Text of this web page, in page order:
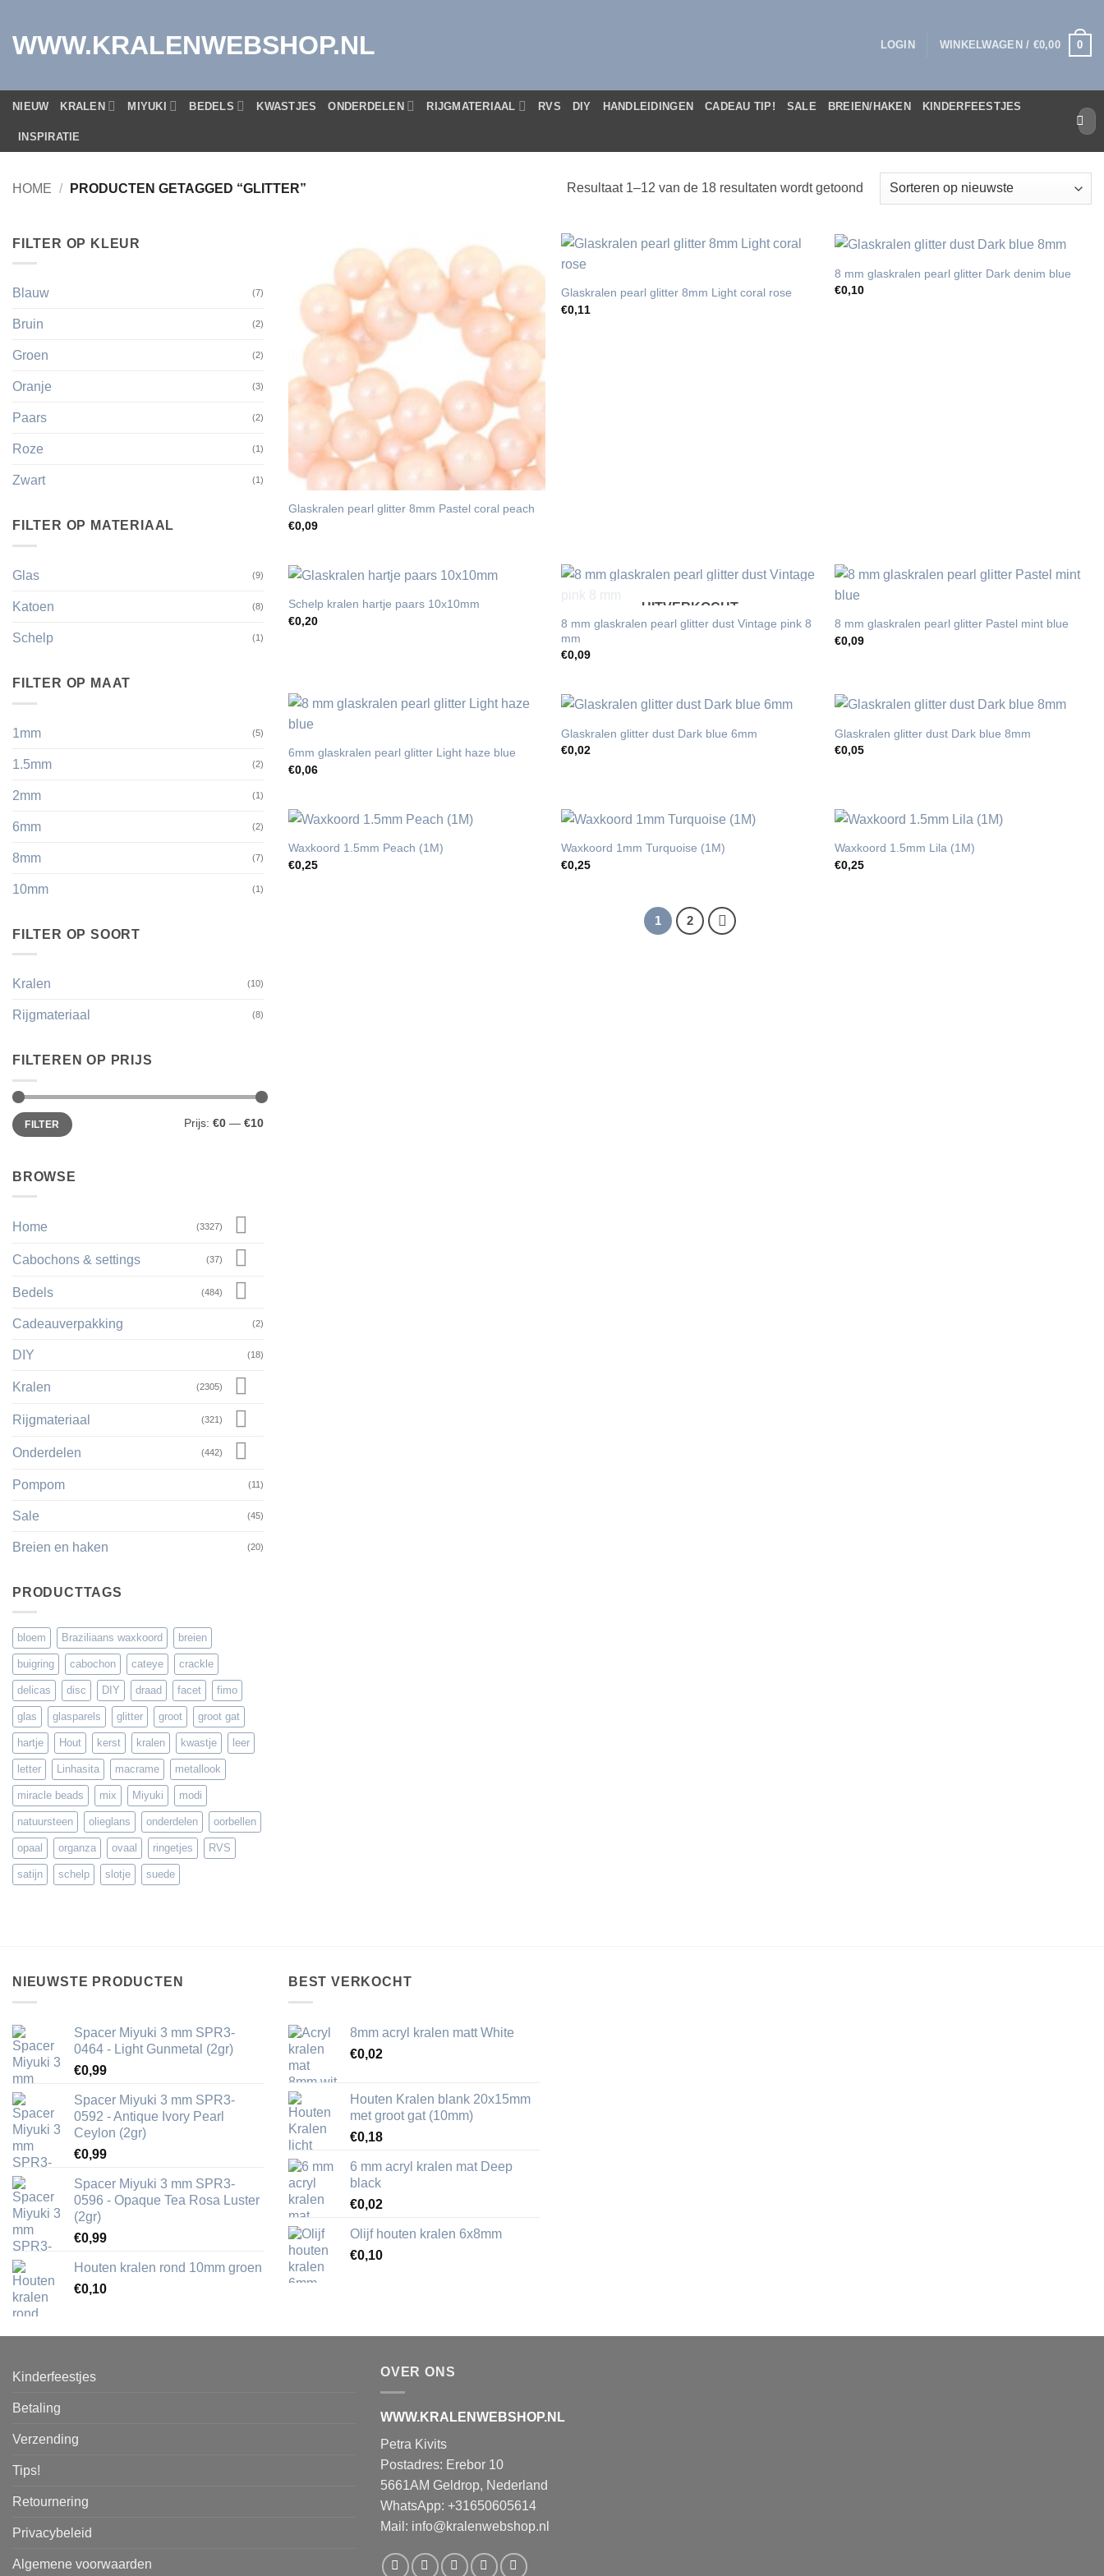
inhoud
WWW.KRALENWEBSHOP.NL LOGIN WINKELWAGEN / €0,00 0
NIEUW KRALEN MIYUKI BEDELS KWASTJES ONDERDELEN RIJGMATERIAAL RVS DIY HANDLEIDINGEN CADEAU TIP! SALE BREIEN/HAKEN KINDERFEESTJES
INSPIRATIE
naar:
HOME / PRODUCTEN GETAGGED “GLITTER” Resultaat 1–12 van de 18 resultaten wordt getoondGesorteerd
FILTER OP KLEUR
Blauw (7)
Bruin (2)
Groen (2)
Oranje (3)
Paars (2)
Roze (1)
Zwart (1)
FILTER OP MATERIAAL
Glas (9)
Katoen (8)
Schelp (1)
FILTER OP MAAT
1mm (5)
1.5mm (2)
2mm (1)
6mm (2)
8mm (7)
10mm (1)
FILTER OP SOORT
Kralen (10)
Rijgmateriaal (8)
FILTEREN OP PRIJS
Min.
prijs
Max.
prijsFILTER Prijs: €0 — €10
BROWSE
Home (3327)
Cabochons & settings (37)
Bedels (484)
Cadeauverpakking (2)
DIY (18)
Kralen (2305)
Rijgmateriaal (321)
Onderdelen (442)
Pompom (11)
Sale (45)
Breien en haken (20)
PRODUCTTAGS
bloem Braziliaans waxkoord breien
buigring cabochon cateye crackle
delicas disc DIY draad facet fimo
glas glasparels glitter groot groot gat
hartje Hout kerst kralen kwastje leer
letter Linhasita macrame metallook
miracle beads mix Miyuki modi
natuursteen olieglans onderdelen oorbellen
opaal organza ovaal ringetjes RVS
satijn schelp slotje suede
Glaskralen pearl glitter 8mm Pastel coral peach
€0,09
Glaskralen pearl glitter 8mm Light coral rose
€0,11
8 mm glaskralen pearl glitter Dark denim blue
€0,10
Schelp kralen hartje paars 10x10mm
€0,20
UITVERKOCHT
8 mm glaskralen pearl glitter dust Vintage pink 8
mm
€0,09
8 mm glaskralen pearl glitter Pastel mint blue
€0,09
6mm glaskralen pearl glitter Light haze blue
€0,06
Glaskralen glitter dust Dark blue 6mm
€0,02
Glaskralen glitter dust Dark blue 8mm
€0,05
Waxkoord 1.5mm Peach (1M)
€0,25
Waxkoord 1mm Turquoise (1M)
€0,25
Waxkoord 1.5mm Lila (1M)
€0,25
1 2
NIEUWSTE PRODUCTEN
Spacer Miyuki 3 mm SPR3-
0464 - Light Gunmetal (2gr)
€0,99
Spacer Miyuki 3 mm SPR3-
0592 - Antique Ivory Pearl
Ceylon (2gr)
€0,99
Spacer Miyuki 3 mm SPR3-
0596 - Opaque Tea Rosa Luster
(2gr)
€0,99
Houten kralen rond 10mm groen
€0,10
BEST VERKOCHT
8mm acryl kralen matt White
€0,02
Houten Kralen blank 20x15mm
met groot gat (10mm)
€0,18
6 mm acryl kralen mat Deep
black
€0,02
Olijf houten kralen 6x8mm
€0,10
Kinderfeestjes
Betaling
Verzending
Tips!
Retournering
Privacybeleid
Algemene voorwaarden
OVER ONS
WWW.KRALENWEBSHOP.NL
Petra Kivits
Postadres: Erebor 10
5661AM Geldrop, Nederland
WhatsApp: +31650605614
Mail: info@kralenwebshop.nl